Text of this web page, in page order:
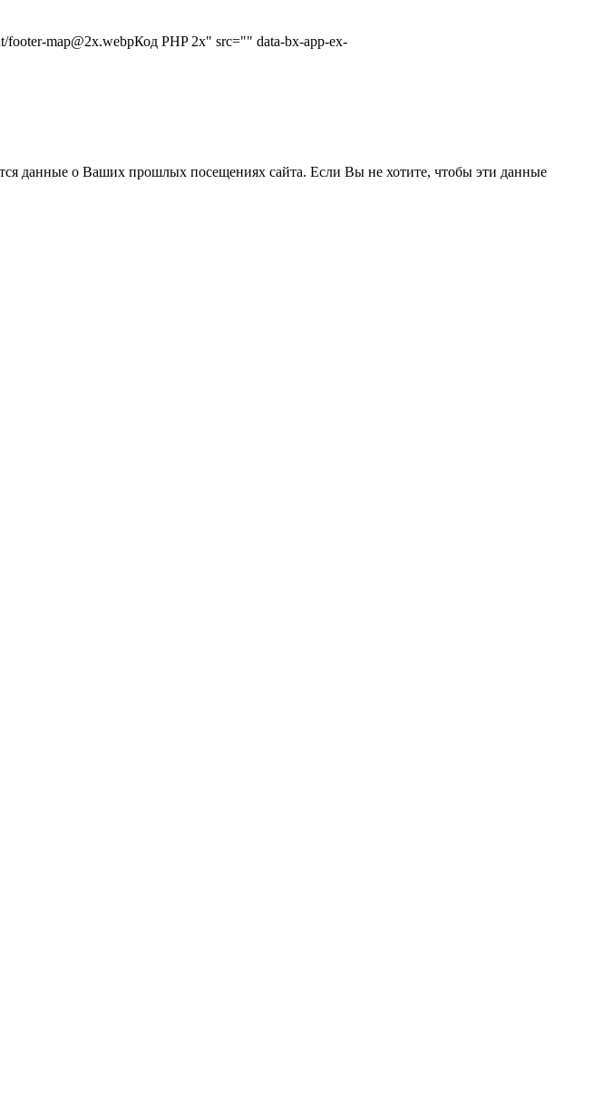
footer-map@2x.webpКод PHP2x" src="" data-bx-app-ex-
данные о Ваших прошлых посещениях сайта. Если Вы не хотите, чтобы эти данные